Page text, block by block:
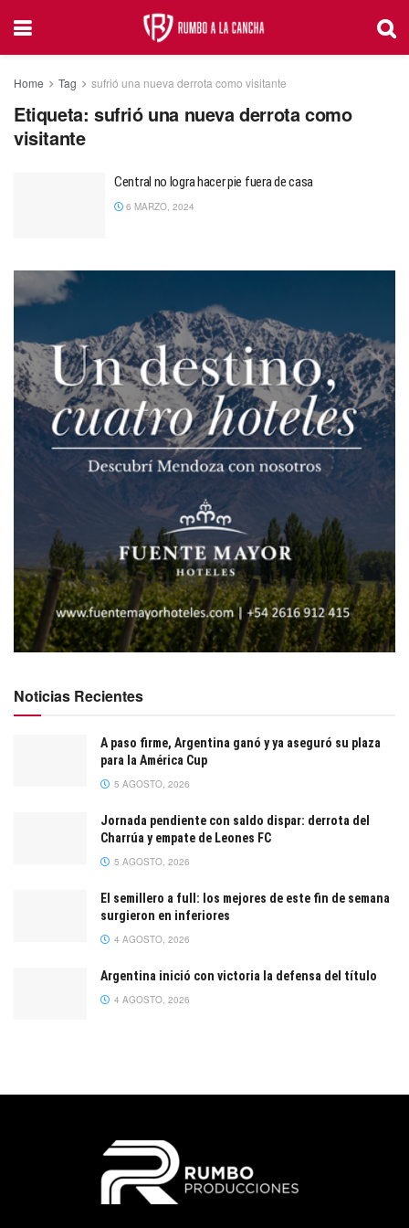
Home Tag sufrió una nueva derrota como visitante
Etiqueta: sufrió una nueva derrota como
visitante
Central no logra hacer pie fuera de casa
6 MARZO, 2024
Noticias Recientes
A paso firme, Argentina ganó y ya aseguró su plaza
para la América Cup
5 AGOSTO, 2026
Jornada pendiente con saldo dispar: derrota del
Charrúa y empate de Leones FC
5 AGOSTO, 2026
El semillero a full: los mejores de este fin de semana
surgieron en inferiores
4 AGOSTO, 2026
Argentina inició con victoria la defensa del título
4 AGOSTO, 2026